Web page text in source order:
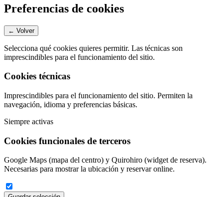
Preferencias de cookies
← Volver
Selecciona qué cookies quieres permitir. Las técnicas son
imprescindibles para el funcionamiento del sitio.
Cookies técnicas
Imprescindibles para el funcionamiento del sitio. Permiten la
navegación, idioma y preferencias básicas.
Siempre activas
Cookies funcionales de terceros
Google Maps (mapa del centro) y Quirohiro (widget de reserva).
Necesarias para mostrar la ubicación y reservar online.